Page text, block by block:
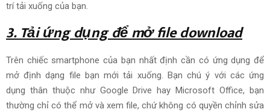
trítải xuống của bạn.
3. Tải ứng dụng để mởfiledownload
Trên chiếc smartphone của bạn nhất định cần có ứng dụng để
mở định dạng file bạn mớitải xuống. Bạnchú ý với các ứng
dụng thân thuộc như Google Drive hay Microsoft Office, bạn
thường chỉ có thể mở và xemfile, chứ không có quyền chỉnh sửa